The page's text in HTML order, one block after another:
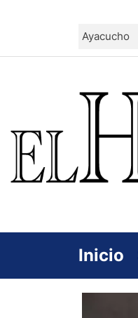
the
Ayacucho
Inicio